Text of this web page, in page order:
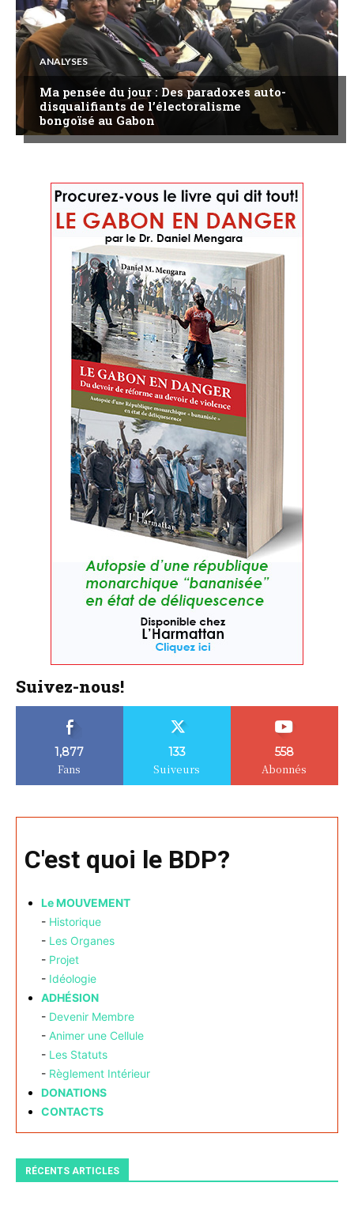
ANALYSES
Ma pensée du jour : Des paradoxes auto-
disqualifiants de l’électoralisme
bongoïsé au Gabon
Suivez-nous!
1,877
Fans
133
Suiveurs
558
Abonnés
C'est quoi le BDP?
Le MOUVEMENT
- Historique
- Les Organes
- Projet
- Idéologie
ADHÉSION
- Devenir Membre
- Animer une Cellule
- Les Statuts
- Règlement Intérieur
DONATIONS
CONTACTS
RÉCENTS ARTICLES